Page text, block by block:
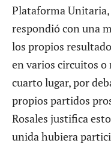
Plataforma
respondió con una
los propios
en varios circuitos
cuarto lugar, por
propios partidos
Rosales justifica
unida hubiera